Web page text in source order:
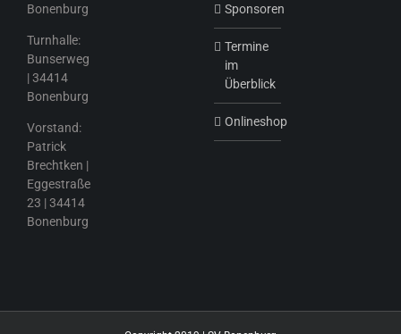
Bonenburg
Turnhalle:
Bunserweg
| 34414
Bonenburg
Vorstand:
Patrick
Brechtken |
Eggestraße
23 | 34414
Bonenburg
Sponsoren
Termine
im
Überblick
Onlineshop